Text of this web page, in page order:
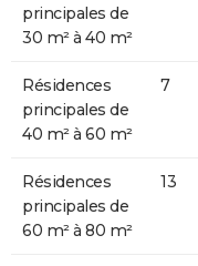
principales de
30 m² à 40 m²
Résidences
principales de
40 m² à 60 m²
7
Résidences
principales de
60 m² à 80 m²
13